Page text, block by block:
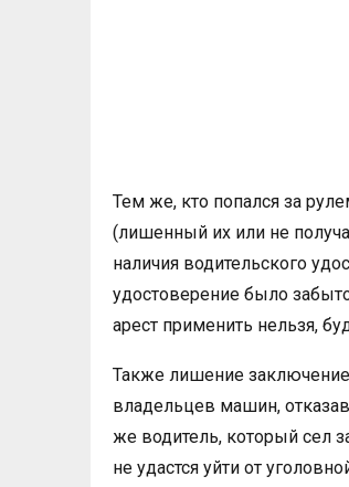
Тем же, кто попался за
(лишенный их или не
наличия водительского
удостоверение было
арест применить нельзя,
Также лишение
владельцев машин,
же водитель, который сел
не удастся уйти от